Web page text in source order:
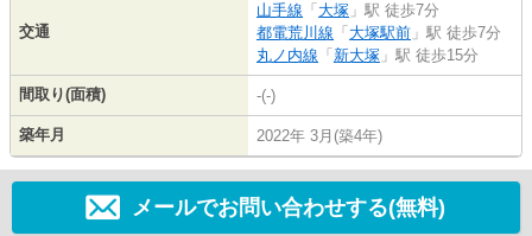
交通
山手線 「 大塚 」駅 徒歩7分
都電荒川線 「 大塚駅前 」駅 徒歩7分
丸ノ内線 「 新大塚 」駅 徒歩15分
間取り(面積) -(-)
築年月 2022年 3月(築4年)
メールでお問い合わせする(無料)